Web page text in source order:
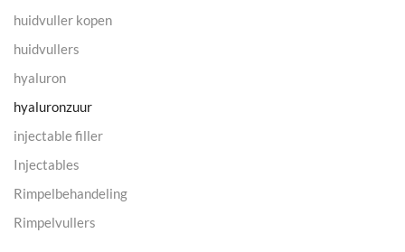
huidvuller kopen
huidvullers
hyaluron
hyaluronzuur
injectable filler
Injectables
Rimpelbehandeling
Rimpelvullers